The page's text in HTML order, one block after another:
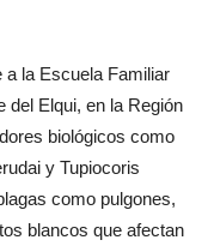
a la Escuela Familiar
del Elqui, en la Región
biológicos como
y Tupiocoris
como pulgones,
blancos que afectan